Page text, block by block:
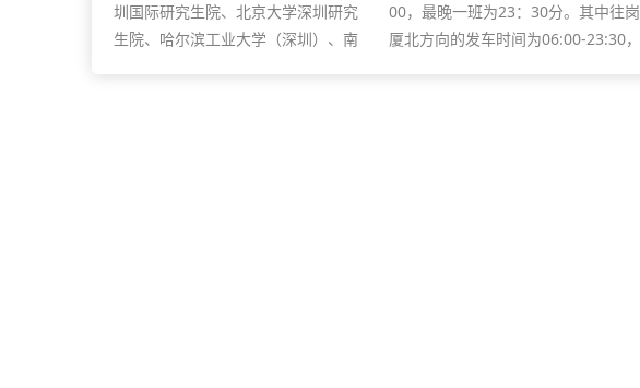
圳国际研究生院、北京大学深圳研究
生院、哈尔滨工业大学（深圳）、南
00，最晚一班为23：30分。其中往岗
厦北方向的发车时间为06:00-23:30，